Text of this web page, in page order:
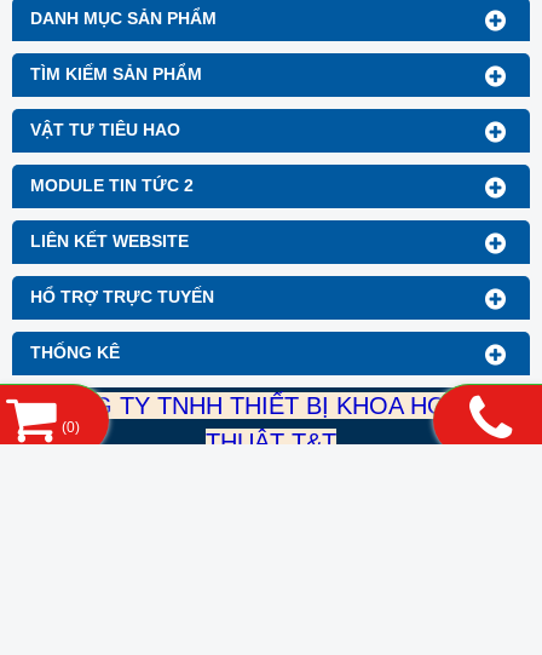
DANH MỤC SẢN PHẨM
TÌM KIẾM SẢN PHẨM
VẬT TƯ TIÊU HAO
MODULE TIN TỨC 2
LIÊN KẾT WEBSITE
HỔ TRỢ TRỰC TUYẾN
THỐNG KÊ
CÔNG TY TNHH THIẾT BỊ KHOA HỌC KỸ
THUẬT T&T
(0)